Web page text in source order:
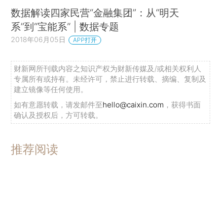
数据解读四家民营“金融集团”：从“明天
系”到“宝能系” | 数据专题
2018年06月05日 APP打开
财新网所刊载内容之知识产权为财新传媒及/或相关权利人
专属所有或持有。未经许可，禁止进行转载、摘编、复制及
建立镜像等任何使用。
如有意愿转载，请发邮件至hello@caixin.com ，获得书面
确认及授权后，方可转载。
推荐阅读